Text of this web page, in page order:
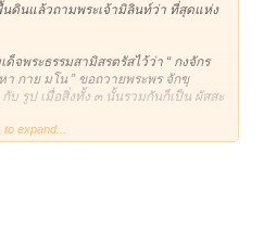
นดินแล้วถามพระเจ้ามิลินท์ว่า ที่สุดแห่ง
จพระธรรมสามิสรตรัสไว้ว่า “ กงจักร
กาย มโน ” ขอถวายพระพร จักขุ
รูป เมื่อสิ่งทั้ง ๓ นั้นรวมกันก็เป็น ผัสสะ
รสืบต่ออันนี้มีอยู่หรือไม่ ? ”
expand...